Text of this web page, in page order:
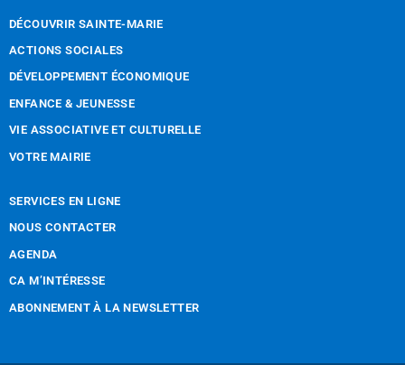
DÉCOUVRIR SAINTE-MARIE
ACTIONS SOCIALES
DÉVELOPPEMENT ÉCONOMIQUE
ENFANCE & JEUNESSE
VIE ASSOCIATIVE ET CULTURELLE
VOTRE MAIRIE
SERVICES EN LIGNE
NOUS CONTACTER
AGENDA
CA M’INTÉRESSE
ABONNEMENT À LA NEWSLETTER